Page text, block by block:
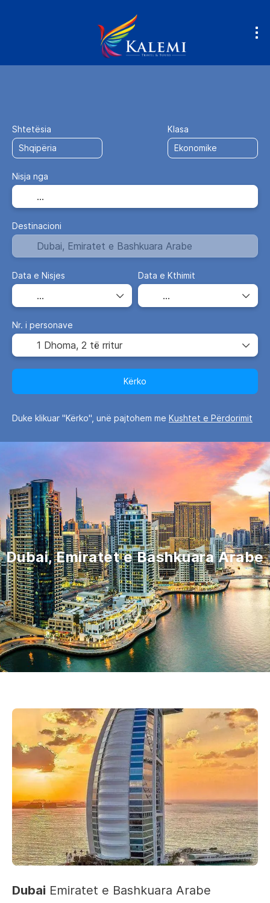
Dubai, Emiratet e Bashkuara Arabe
Shtetësia Klasa
Nisja nga
Destinacioni
Data e Nisjes Data e Kthimit
Nr. i personave
1 Dhoma, 2 të rritur
Kërko
Duke klikuar "Kërko", unë pajtohem me Kushtet e Përdorimit
Dubai Emiratet e Bashkuara Arabe